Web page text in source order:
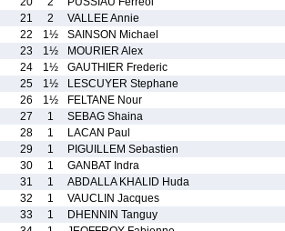
21
2
VALLEE Annie
22
1½
SAINSON Michael
23
1½
MOURIER Alex
24
1½
GAUTHIER Frederic
25
1½
LESCUYER Stephane
26
1½
FELTANE Nour
27
1
SEBAG Shaina
28
1
LACAN Paul
29
1
PIGUILLEM Sebastien
30
1
GANBAT Indra
31
1
ABDALLA KHALID Huda
32
1
VAUCLIN Jacques
33
1
DHENNIN Tanguy